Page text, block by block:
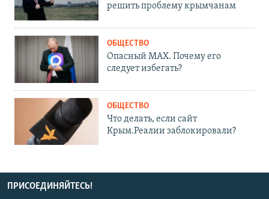
решить проблему крымчанам
ОБЩЕСТВО
Опасный MAX. Почему его
следует избегать?
ОБЩЕСТВО
Что делать, если сайт
Крым.Реалии заблокировали?
ПРИСОЕДИНЯЙТЕСЬ!